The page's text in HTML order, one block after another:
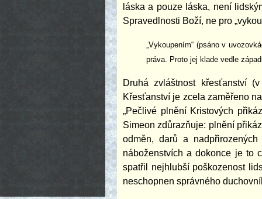
láska a pouze láska, není
Spravedlnosti Boží, ne pro
„Vykoupením“ (psáno v
práva. Proto jej klade vedle
Druhá zvláštnost křesťanství
Křesťanství je zcela zaměřeno
„Pečlivé plnění Kristových
Simeon zdůrazňuje: plnění
odměn, darů a
náboženstvích a dokonce je to
spatřil nejhlubší poškozenost
neschopnen správného